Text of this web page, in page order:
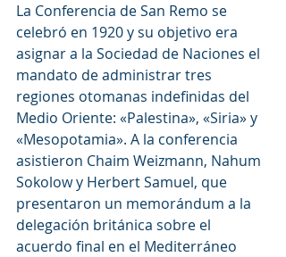
La Conferencia de San Remo se
celebró en 1920 y su objetivo era
asignar a la Sociedad de Naciones el
mandato de administrar tres
regiones otomanas indefinidas del
Medio Oriente: «Palestina», «Siria» y
«Mesopotamia». A la conferencia
asistieron Chaim Weizmann, Nahum
Sokolow y Herbert Samuel, que
presentaron un memorándum a la
delegación británica sobre el
acuerdo final en el Mediterráneo